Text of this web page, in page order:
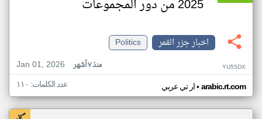
2025 من دور المجموعات
اخبار جزر القمر
Politics
Jan 01, 2026
منذ ٧ أشهر YU55DX
ار تي عربي• arabic.rt.com عدد الكلمات: ١١٠